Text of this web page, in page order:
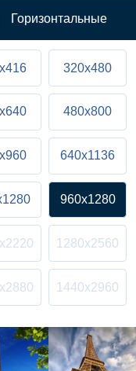
Горизонтальные
320x480
480x800
640x1136
960x1280
1280x2560
1440x2960